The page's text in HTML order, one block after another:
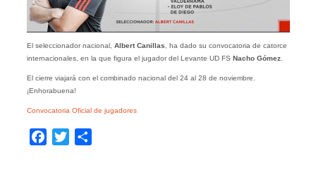
El seleccionador nacional, Albert Canillas , ha dado su convocatoria de catorce
internacionales, en la que figura el jugador del Levante UD FS Nacho Gómez.
El cierre viajará con el combinado nacional del 24 al 28 de noviembre.
¡Enhorabuena!
Convocatoria Oficial de jugadores
Facebook
Twitter